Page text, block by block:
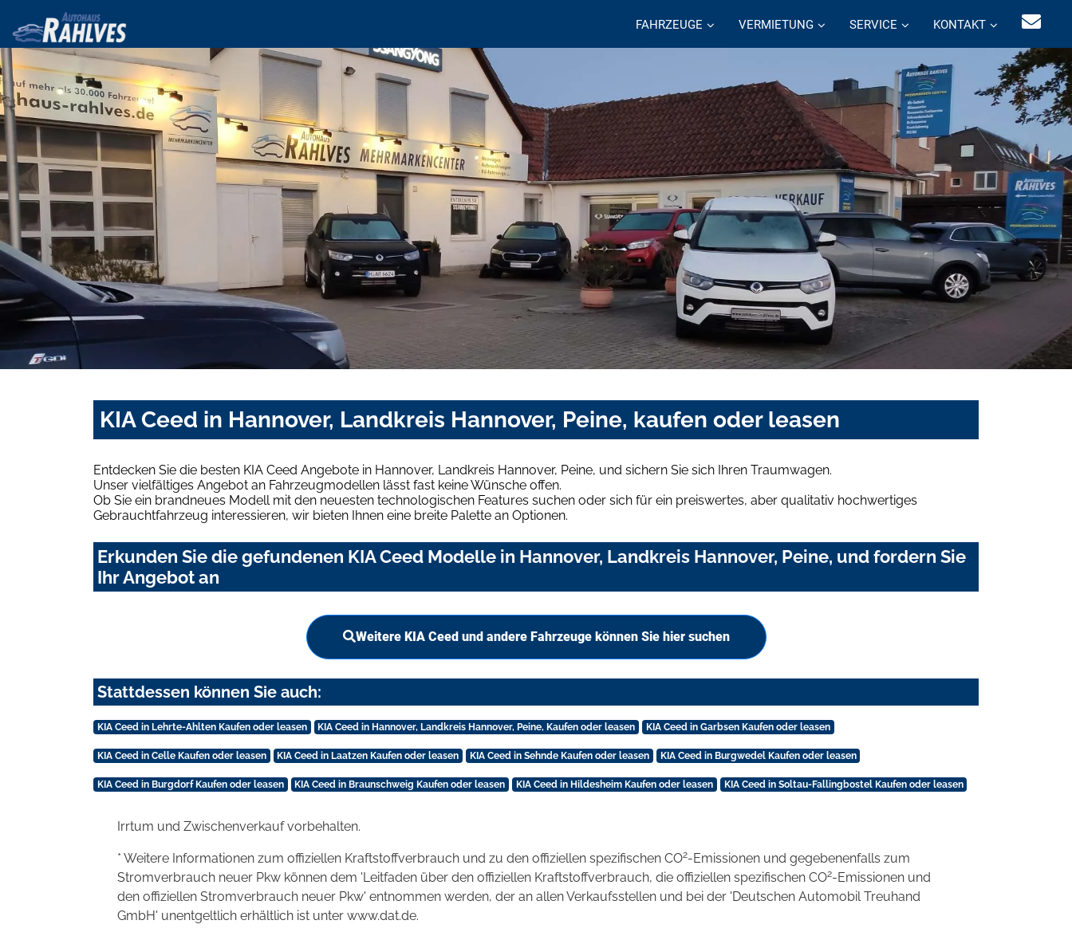
FAHRZEUGE VERMIETUNG SERVICE KONTAKT
KIA Ceed in Hannover, Landkreis Hannover, Peine, kaufen oder leasen
Entdecken Sie die besten KIA Ceed Angebote in Hannover, Landkreis Hannover, Peine, und sichern Sie sich Ihren Traumwagen.
Unser vielfältiges Angebot an Fahrzeugmodellen lässt fast keine Wünsche offen.
Ob Sie ein brandneues Modell mit den neuesten technologischen Features suchen oder sich für ein preiswertes, aber qualitativ hochwertiges
Gebrauchtfahrzeug interessieren, wir bieten Ihnen eine breite Palette an Optionen.
Erkunden Sie die gefundenen KIA Ceed Modelle in Hannover, Landkreis Hannover, Peine, und fordern Sie
Ihr Angebot an
Weitere KIA Ceed und andere Fahrzeuge können Sie hier suchen
Stattdessen können Sie auch:
KIA Ceed in Lehrte-Ahlten Kaufen oder leasen KIA Ceed in Hannover, Landkreis Hannover, Peine, Kaufen oder leasen KIA Ceed in Garbsen Kaufen oder leasen
KIA Ceed in Celle Kaufen oder leasen KIA Ceed in Laatzen Kaufen oder leasen KIA Ceed in Sehnde Kaufen oder leasen KIA Ceed in Burgwedel Kaufen oder leasen
KIA Ceed in Burgdorf Kaufen oder leasen KIA Ceed in Braunschweig Kaufen oder leasen KIA Ceed in Hildesheim Kaufen oder leasen KIA Ceed in Soltau-Fallingbostel Kaufen oder leasen
Irrtum und Zwischenverkauf vorbehalten.
* Weitere Informationen zum offiziellen Kraftstoffverbrauch und zu den offiziellen spezifischen CO2-Emissionen und gegebenenfalls zum
Stromverbrauch neuer Pkw können dem 'Leitfaden über den offiziellen Kraftstoffverbrauch, die offiziellen spezifischen CO2-Emissionen und
den offiziellen Stromverbrauch neuer Pkw' entnommen werden, der an allen Verkaufsstellen und bei der 'Deutschen Automobil Treuhand
GmbH' unentgeltlich erhältlich ist unter www.dat.de.